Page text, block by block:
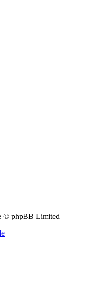
© phpBB Limited